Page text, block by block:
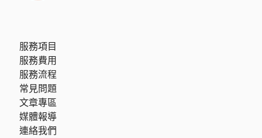
服務項目
服務費用
服務流程
常見問題
文章專區
媒體報導
連絡我們